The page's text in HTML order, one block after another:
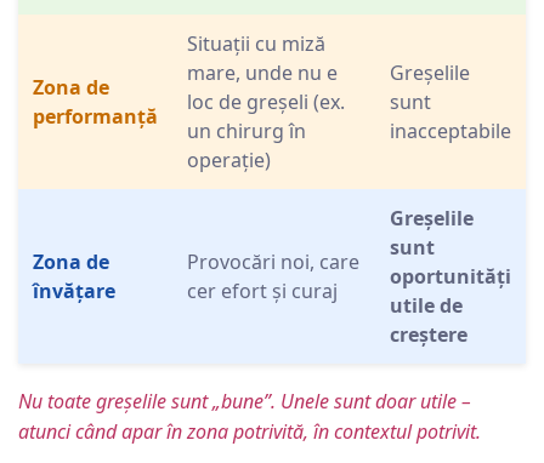
Zona de
performanță
Situații cu miză
mare, unde nu e
loc de greșeli (ex.
un chirurg în
operație)
Greșelile
sunt
inacceptabile
Zona de
învățare
Provocări noi, care
cer efort și curaj
Greșelile
sunt
oportunități
utile de
creștere
Nu toate greșelile sunt „bune”. Unele sunt doar utile –
atunci când apar în zona potrivită, în contextul potrivit.